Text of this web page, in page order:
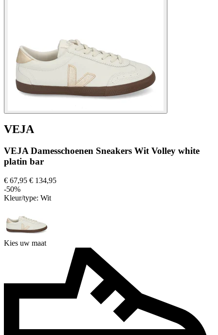
VEJA
VEJA Damesschoenen Sneakers Wit Volley white
platin bar
€ 67,95 € 134,95
-50%
Kleur/type: Wit
Kies uw maat